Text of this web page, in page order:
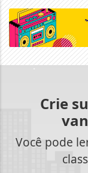
Crie
Você pode